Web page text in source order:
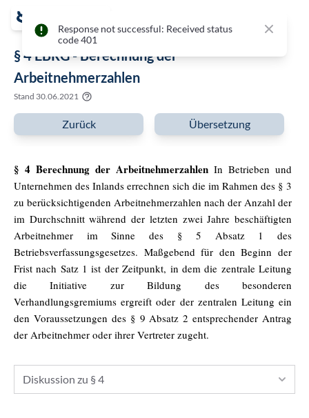
Response not successful: Received status
code 401
Close
§ 4 EBRG - Berechnung der
Arbeitnehmerzahlen
Stand 30.06.2021
Zurück Übersetzung
§ 4 Berechnung der Arbeitnehmerzahlen In Betrieben und
Unternehmen des Inlands errechnen sich die im Rahmen des § 3
zu berücksichtigenden Arbeitnehmerzahlen nach der Anzahl der
im Durchschnitt während der letzten zwei Jahre beschäftigten
Arbeitnehmer im Sinne des § 5 Absatz 1 des
Betriebsverfassungsgesetzes. Maßgebend für den Beginn der
Frist nach Satz 1 ist der Zeitpunkt, in dem die zentrale Leitung
die Initiative zur Bildung des besonderen
Verhandlungsgremiums ergreift oder der zentralen Leitung ein
den Voraussetzungen des § 9 Absatz 2 entsprechender Antrag
der Arbeitnehmer oder ihrer Vertreter zugeht.
Diskussion zu § 4